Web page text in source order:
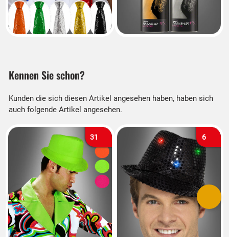
Kennen Sie schon?
Kunden die sich diesen Artikel angesehen haben, haben sich
auch folgende Artikel angesehen.
31 6
Vorherige